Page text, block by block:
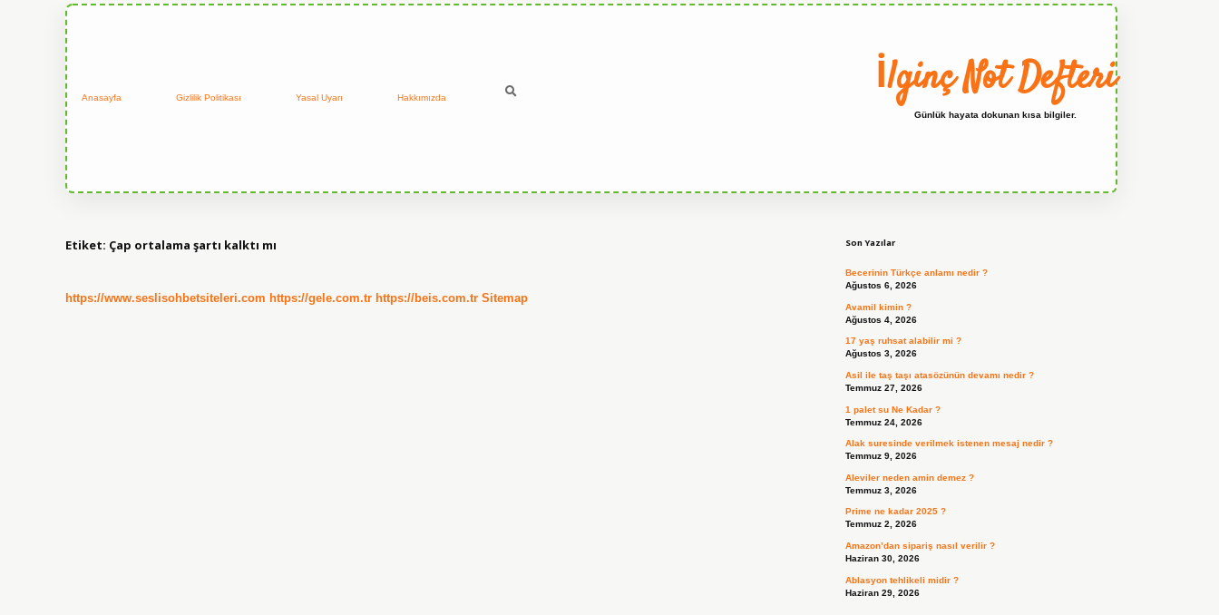
Anasayfa Gizlilik Politikası Yasal Uyarı Hakkımızda İlginç Not Defteri
Günlük hayata dokunan kısa bilgiler.
Etiket: Çap ortalama şartı kalktı mı
https://www.seslisohbetsiteleri.com https://gele.com.tr https://beis.com.tr Sitemap
Son Yazılar
Becerinin Türkçe anlamı nedir ?
Ağustos 6, 2026
Avamil kimin ?
Ağustos 4, 2026
17 yaş ruhsat alabilir mi ?
Ağustos 3, 2026
Asil ile taş taşı atasözünün devamı nedir ?
Temmuz 27, 2026
1 palet su Ne Kadar ?
Temmuz 24, 2026
Alak suresinde verilmek istenen mesaj nedir ?
Temmuz 9, 2026
Aleviler neden amin demez ?
Temmuz 3, 2026
Prime ne kadar 2025 ?
Temmuz 2, 2026
Amazon’dan sipariş nasıl verilir ?
Haziran 30, 2026
Ablasyon tehlikeli midir ?
Haziran 29, 2026